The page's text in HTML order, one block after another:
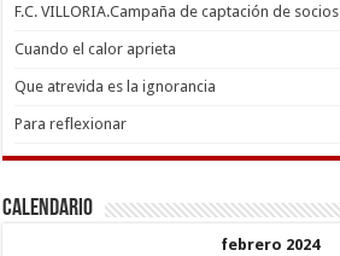
F.C. VILLORIA.Campaña de captación de socios
Cuando el calor aprieta
Que atrevida es la ignorancia
Para reflexionar
Calendario
febrero 2024